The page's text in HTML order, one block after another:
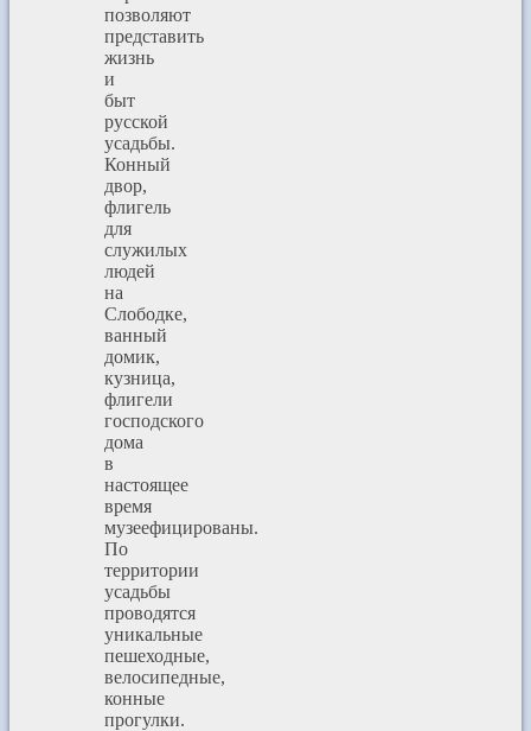
позволяют
представить
жизнь
и
быт
русской
усадьбы.
Конный
двор,
флигель
для
служилых
людей
на
Слободке,
ванный
домик,
кузница,
флигели
господского
дома
в
настоящее
время
музеефицированы.
По
территории
усадьбы
проводятся
уникальные
пешеходные,
велосипедные,
конные
прогулки.